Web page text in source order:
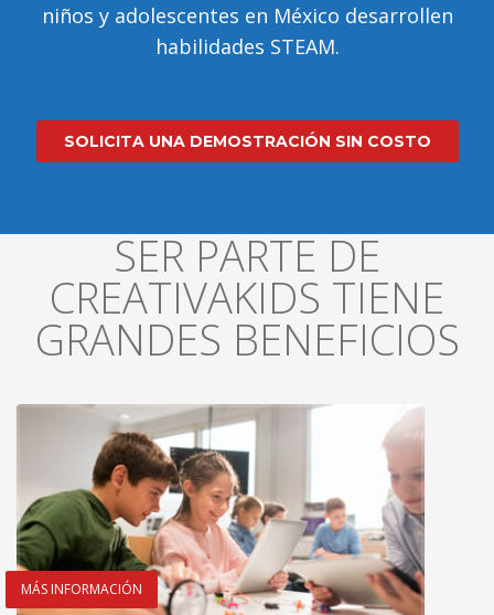
niños y adolescentes en México desarrollen
habilidades STEAM.
SOLICITA UNA DEMOSTRACIÓN SIN COSTO
SER PARTE DE
CREATIVAKIDS TIENE
GRANDES BENEFICIOS
MÁS INFORMACIÓN